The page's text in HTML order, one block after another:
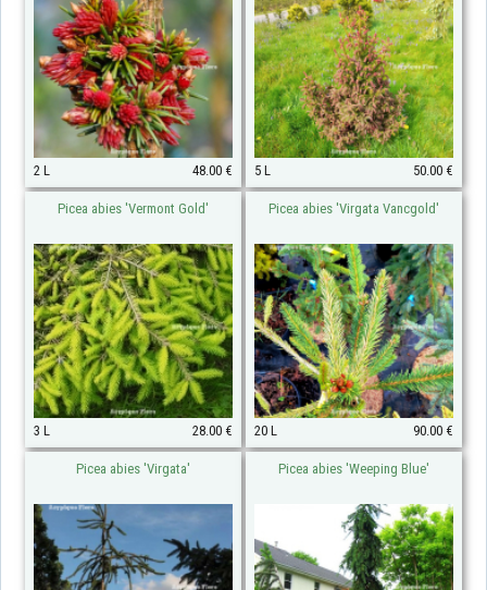
2 L 48.00 € 5 L 50.00 €
Picea abies 'Vermont Gold'
3 L 28.00 €
Picea abies 'Virgata Vancgold'
20 L 90.00 €
Picea abies 'Virgata' Picea abies 'Weeping Blue'